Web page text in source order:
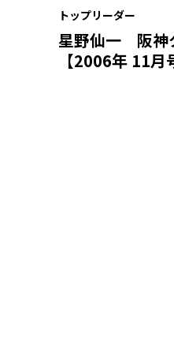
トップリーダー
星野仙一 阪神
【2006年 11月